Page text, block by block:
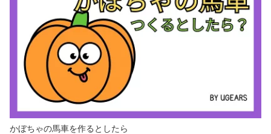
かぼちゃの馬車を作るとしたら